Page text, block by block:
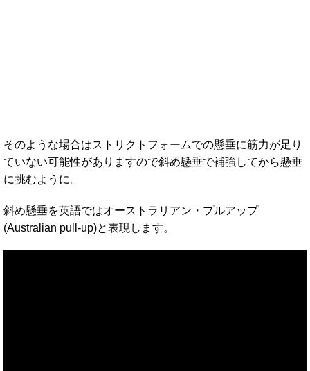
そのような場合はストリクトフォームでの懸垂に筋力が足り
ていない可能性がありますので斜め懸垂で補強してから懸垂
に挑むように。
斜め懸垂を英語ではオーストラリアン・プルアップ
(Australian pull-up)と表現します。